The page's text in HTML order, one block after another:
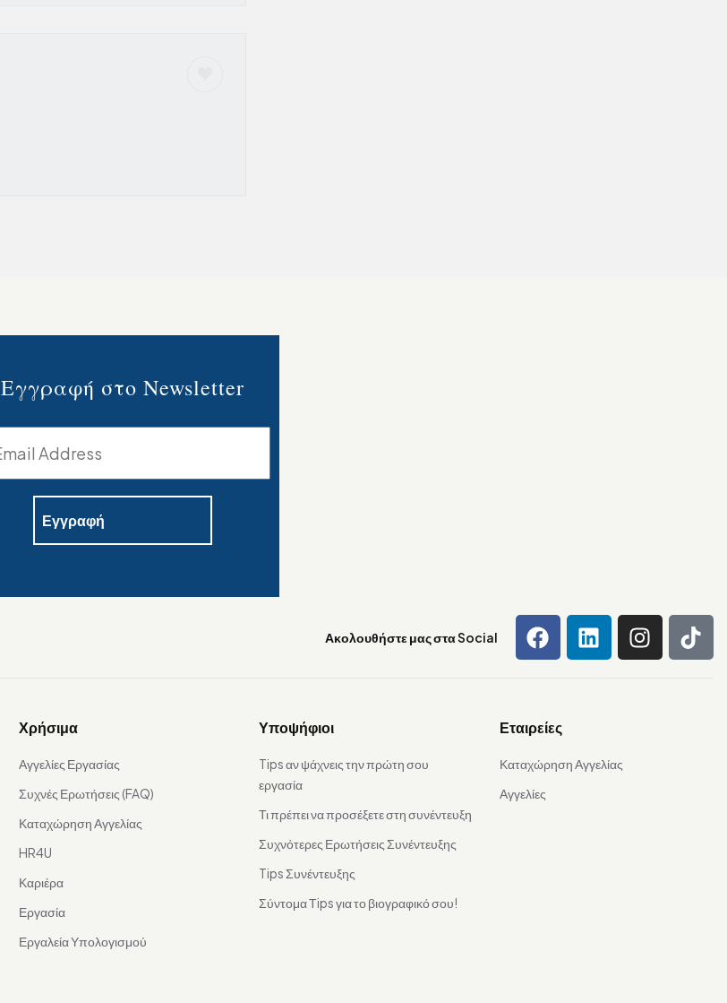
Εγγραφή στο Newsletter
Ακολουθήστε μας στα Social
Χρήσιμα
Αγγελίες Εργασίας
Συχνές Ερωτήσεις (FAQ)
Καταχώρηση Αγγελίας
HR4U
Καριέρα
Εργασία
Εργαλεία Υπολογισμού
Υποψήφιοι
Tips αν ψάχνεις την πρώτη σου
εργασία
Τι πρέπει να προσέξετε στη συνέντευξη
Συχνότερες Ερωτήσεις Συνέντευξης
Tips Συνέντευξης
Σύντομα Τips για το βιογραφικό σου!
Εταιρείες
Καταχώρηση Αγγελίας
Αγγελίες